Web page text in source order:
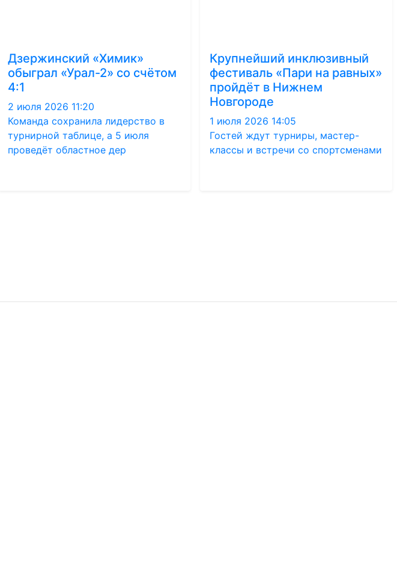
Дзержинский «Химик»
обыграл «Урал-2» со счётом
4:1
2 июля 2026 11:20
Команда сохранила лидерство в
турнирной таблице, а 5 июля
проведёт областное дер
Крупнейший инклюзивный
фестиваль «Пари на равных»
пройдёт в Нижнем
Новгороде
1 июля 2026 14:05
Гостей ждут турниры, мастер-
классы и встречи со спортсменами